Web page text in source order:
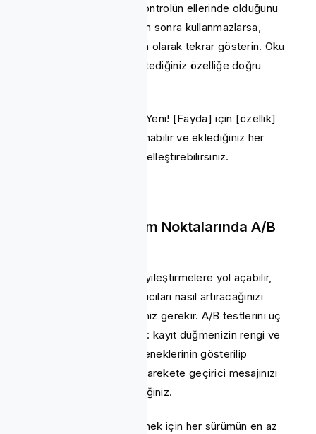
düğmesiyle kullanıcıların kontrolün ellerinde olduğunu
hisseder. Bu özelliği 30 gün sonra kullanmazlarsa,
ipucunu nazik bir hatırlatma olarak tekrar gösterin. Oku
her zaman denemelerini istediğiniz özelliğe doğru
Basit bir satır işe yarıyor: “Yeni! [Fayda] için [özellik]
deneyin.” Bu şablonu kullanabilir ve eklediğiniz her
özelliğe uyacak şekilde özelleştirebilirsiniz.
12. Anahtar Dönüşüm Noktalarında A/B
Küçük değişiklikler büyük iyileştirmelere yol açabilir,
ancak uygulamadaki kullanıcıları nasıl artıracağınızı
anlarken bunları test etmeniz gerekir. A/B testlerini üç
alanda çalıştırarak başlayın: kayıt düğmenizin rengi ve
metni, işe alım atlama seçeneklerinin gösterilip
gösterilmeyeceği ve ana harekete geçirici mesajınızı
(CTA) nereye yerleştireceğiniz.
Güvenilir sonuçlar elde etmek için her sürümün en az